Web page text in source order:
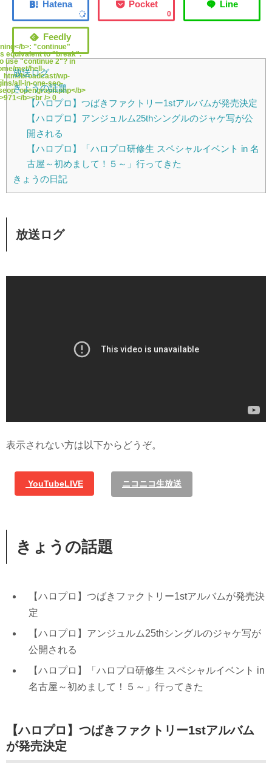
0
b>: "continue"
equivalent to "break".
use "continue 2"? in
met/hell-
broadcast/wp-
all-in-one-seo-
b>
b><br /> 0
放送ログ
きょうの話題
【ハロプロ】つばきファクトリー1stアルバムが発売決定
【ハロプロ】アンジュルム25thシングルのジャケ写が公
開される
【ハロプロ】「ハロプロ研修生 スペシャルイベント in 名
古屋～初めまして！５～」行ってきた
きょうの日記
放送ログ
表示されない方は以下からどうぞ。
YouTubeLIVE ニコニコ生放送
きょうの話題
【ハロプロ】つばきファクトリー1stアルバムが発売決
定
【ハロプロ】アンジュルム25thシングルのジャケ写が
公開される
【ハロプロ】「ハロプロ研修生 スペシャルイベント in
名古屋～初めまして！５～」行ってきた
【ハロプロ】つばきファクトリー1stアルバム
が発売決定